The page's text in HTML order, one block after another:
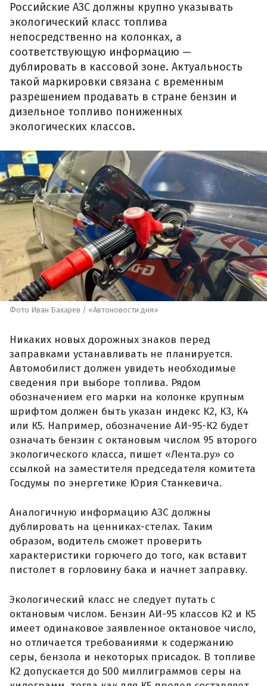
Российские АЗС должны крупно указывать
экологический класс топлива
непосредственно на колонках, а
соответствующую информацию —
дублировать в кассовой зоне. Актуальность
такой маркировки связана с временным
разрешением продавать в стране бензин и
дизельное топливо пониженных
экологических классов.
Фото Иван Бахарев / «Автоновости дня»
Никаких новых дорожных знаков перед
заправками устанавливать не планируется.
Автомобилист должен увидеть необходимые
сведения при выборе топлива. Рядом
обозначением его марки на колонке крупным
шрифтом должен быть указан индекс К2, К3, К4
или К5. Например, обозначение АИ-95-К2 будет
означать бензин с октановым числом 95 второго
экологического класса, пишет «Лента.ру» со
ссылкой на заместителя председателя комитета
Госдумы по энергетике Юрия Станкевича.
Аналогичную информацию АЗС должны
дублировать на ценниках-стелах. Таким
образом, водитель сможет проверить
характеристики горючего до того, как вставит
пистолет в горловину бака и начнет заправку.
Экологический класс не следует путать с
октановым числом. Бензин АИ-95 классов К2 и К5
имеет одинаковое заявленное октановое число,
но отличается требованиями к содержанию
серы, бензола и некоторых присадок. В топливе
К2 допускается до 500 миллиграммов серы на